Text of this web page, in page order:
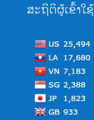
ສະຖິຕິຜູ້ເຂົ້າໃຊ້